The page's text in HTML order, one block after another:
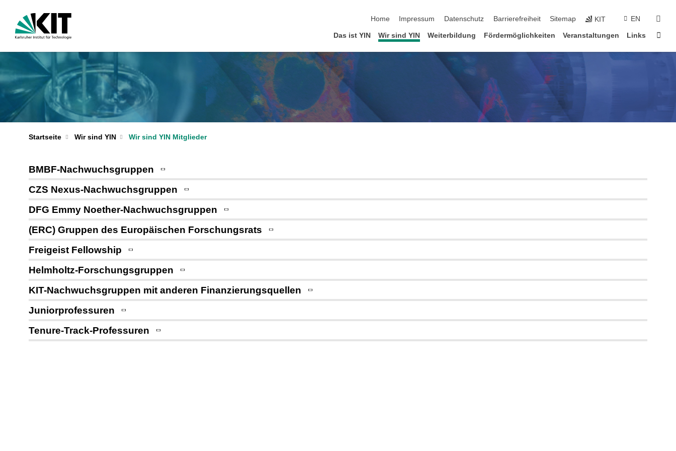
Home
Impressum Datenschutz Barrierefreiheit Sitemap KIT EN
Das ist YIN Wir sind YIN Weiterbildung Fördermöglichkeiten Veranstaltungen Links
Startseite Wir sind YIN Wir sind YIN Mitglieder
BMBF-Nachwuchsgruppen
CZS Nexus-Nachwuchsgruppen
DFG Emmy Noether-Nachwuchsgruppen
(ERC) Gruppen des Europäischen Forschungsrats
Freigeist Fellowship
Helmholtz-Forschungsgruppen
KIT-Nachwuchsgruppen mit anderen Finanzierungsquellen
Juniorprofessuren
Tenure-Track-Professuren